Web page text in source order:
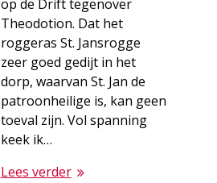
op de Drift tegenover
Theodotion. Dat het
roggeras St. Jansrogge
zeer goed gedijt in het
dorp, waarvan St. Jan de
patroonheilige is, kan geen
toeval zijn. Vol spanning
keek ik…
Lees verder